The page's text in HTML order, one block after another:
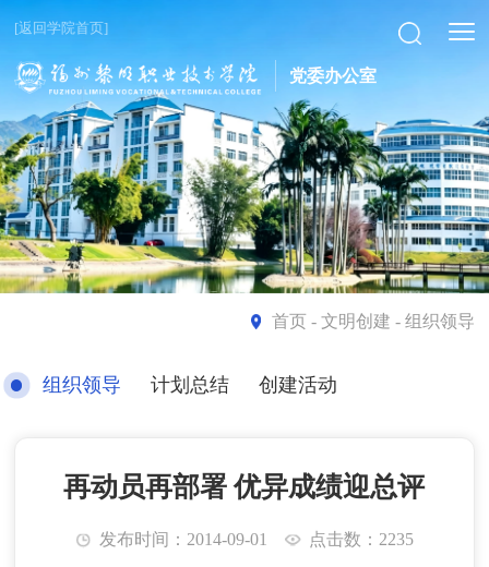
[返回学院首页]
党委办公室
首页- 文明创建 - 组织领导
组织领导 计划总结 创建活动
再动员再部署 优异成绩迎总评
发布时间：2014-09-01 点击数：2235